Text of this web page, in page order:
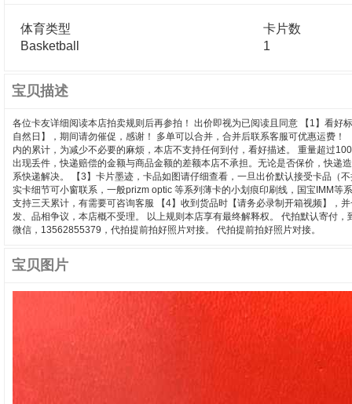
体育类型
Basketball
卡片数
1
宝贝描述
各位卡友详细阅读本店拍卖规则后再参拍！ 出价即视为已阅读且同意 【1】看
自然日】，期间请勿催促，感谢！ 多单可以合并，合并后联系客服可优惠运费
内的累计，为减少不必要的麻烦，本店不支持任何到付，看好描述。 重量超过
出现丢件，快递赔偿的金额与商品金额的差额本店不承担。无论是否保价，快
系快递解决。 【3】卡片墨迹，卡品如图请仔细查看，一旦出价默认接受卡品（
实卡细节可小窗联系，一般prizm optic 等系列薄卡的小划痕印刷线，国宝IMM
支持三天累计，有需要可咨询客服 【4】收到货品时【请务必录制开箱视频】，
发、品相争议，本店概不受理。 以上规则本店享有最终解释权。 代拍默认寄付
微信，13562855379，代拍提前拍好照片对接。 代拍提前拍好照片对接。
宝贝图片